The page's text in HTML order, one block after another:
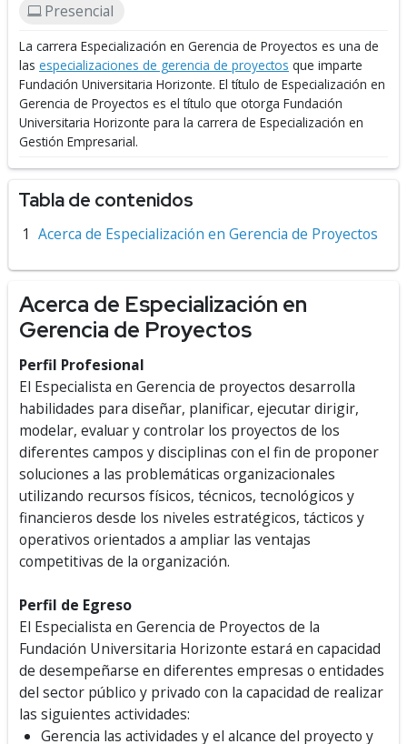
Presencial
La carrera Especialización en Gerencia de Proyectos es una de
las especializaciones de gerencia de proyectos que imparte
Fundación Universitaria Horizonte. El título de Especialización en
Gerencia de Proyectos es el título que otorga Fundación
Universitaria Horizonte para la carrera de Especialización en
Gestión Empresarial.
Tabla de contenidos
Acerca de Especialización en Gerencia de Proyectos
Acerca de Especialización en
Gerencia de Proyectos
Perfil Profesional
El Especialista en Gerencia de proyectos desarrolla
habilidades para diseñar, planificar, ejecutar dirigir,
modelar, evaluar y controlar los proyectos de los
diferentes campos y disciplinas con el fin de proponer
soluciones a las problemáticas organizacionales
utilizando recursos físicos, técnicos, tecnológicos y
financieros desde los niveles estratégicos, tácticos y
operativos orientados a ampliar las ventajas
competitivas de la organización.
Perfil de Egreso
El Especialista en Gerencia de Proyectos de la
Fundación Universitaria Horizonte estará en capacidad
de desempeñarse en diferentes empresas o entidades
del sector público y privado con la capacidad de realizar
las siguientes actividades:
Gerencia las actividades y el alcance del proyecto y